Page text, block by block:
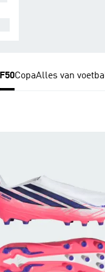
F50CopaAlles van